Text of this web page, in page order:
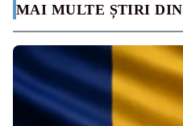
MAI MULTE ȘTIRI DIN